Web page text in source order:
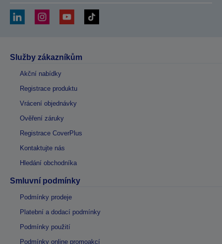
Služby zákazníkům
Akční nabídky
Registrace produktu
Vrácení objednávky
Ověření záruky
Registrace CoverPlus
Kontaktujte nás
Hledání obchodníka
Smluvní podmínky
Podmínky prodeje
Platební a dodací podmínky
Podmínky použití
Podmínky online promoakcí